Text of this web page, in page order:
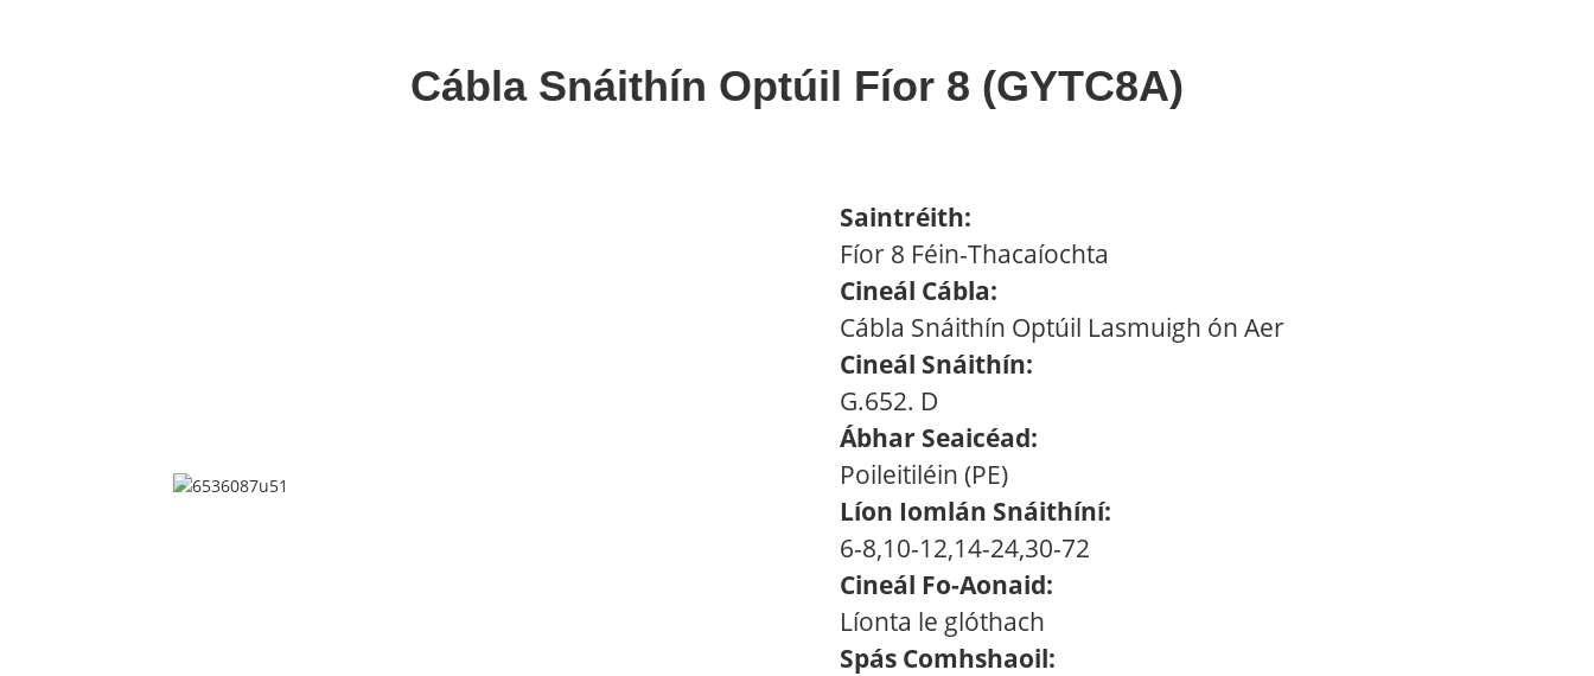
Cábla Snáithín Optúil Fíor 8 (GYTC8A)
Saintréith:
Fíor 8 Féin-Thacaíochta
Cineál Cábla:
Cábla Snáithín Optúil Lasmuigh ón Aer
Cineál Snáithín:
G.652. D
Ábhar Seaicéad:
Poileitiléin (PE)
Líon Iomlán Snáithíní:
6-8,10-12,14-24,30-72
Cineál Fo-Aonaid:
Líonta le glóthach
Spás Comhshaoil: